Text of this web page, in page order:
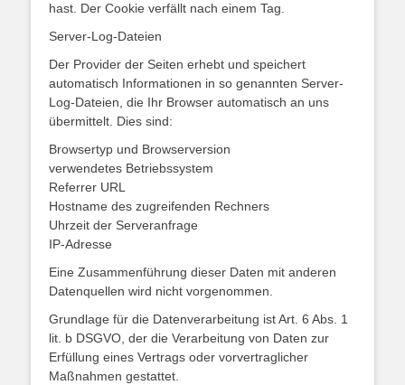
hast. Der Cookie verfällt nach einem Tag.
Server-Log-Dateien
Der Provider der Seiten erhebt und speichert
automatisch Informationen in so genannten Server-
Log-Dateien, die Ihr Browser automatisch an uns
übermittelt. Dies sind:
Browsertyp und Browserversion
verwendetes Betriebssystem
Referrer URL
Hostname des zugreifenden Rechners
Uhrzeit der Serveranfrage
IP-Adresse
Eine Zusammenführung dieser Daten mit anderen
Datenquellen wird nicht vorgenommen.
Grundlage für die Datenverarbeitung ist Art. 6 Abs. 1
lit. b DSGVO, der die Verarbeitung von Daten zur
Erfüllung eines Vertrags oder vorvertraglicher
Maßnahmen gestattet.